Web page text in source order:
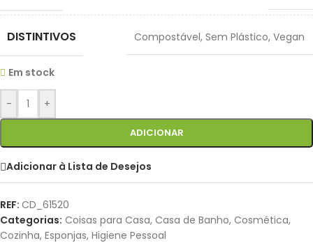
DISTINTIVOS Compostável, Sem Plástico, Vegan
Em stock
- +
ADICIONAR
Adicionar à Lista de Desejos
REF: CD_61520
Categorias: Coisas para Casa, Casa de Banho, Cosmética,
Cozinha, Esponjas, Higiene Pessoal